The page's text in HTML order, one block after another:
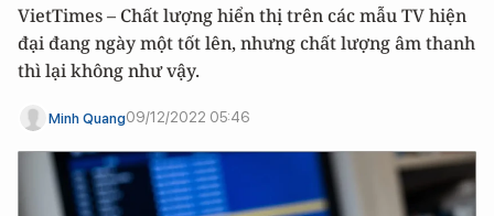
VietTimes – Chất lượng hiển thị trên các mẫu TV hiện
đại đang ngày một tốt lên, nhưng chất lượng âm thanh
thì lại không như vậy.
Minh Quang09/12/2022 05:46